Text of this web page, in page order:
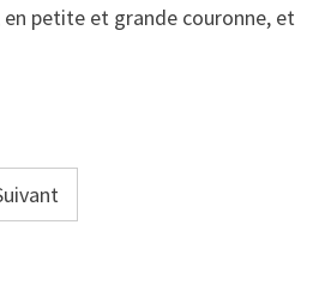
petite et grande couronne, et